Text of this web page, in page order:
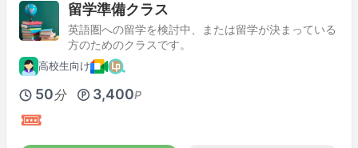
留学準備クラス
英語圏への留学を検討中、または留学が決まっている
方のためのクラスです。
高校生向け
50分 3,400P